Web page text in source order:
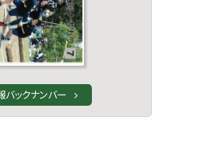
バックナンバー